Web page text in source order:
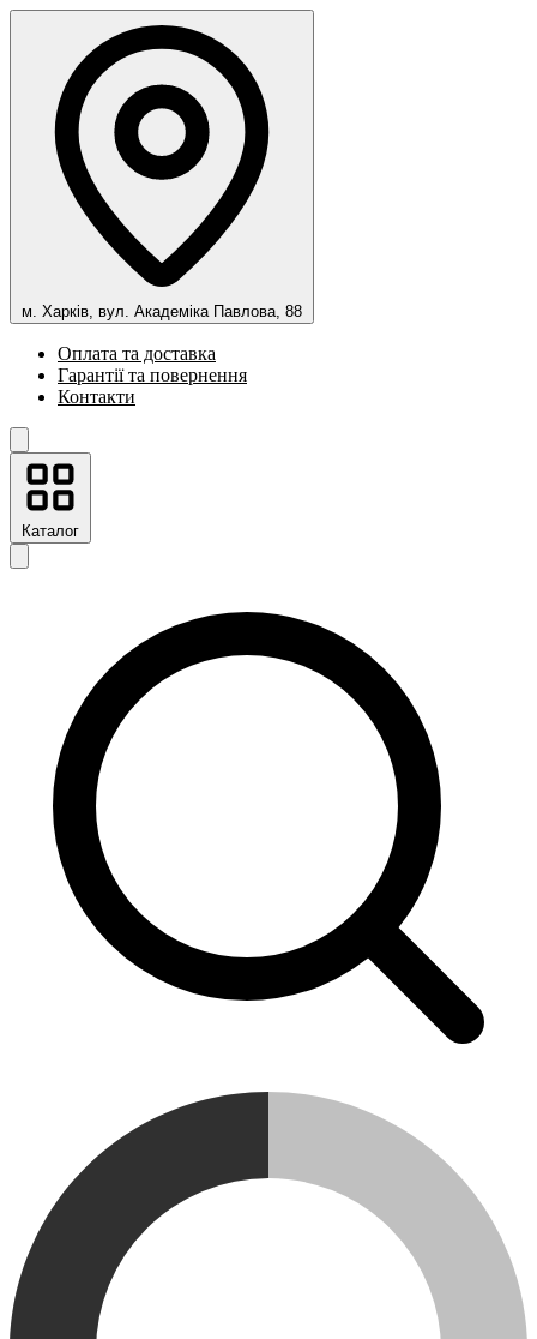
м. Харків, вул. Академіка Павлова, 88
Оплата та доставка
Гарантії та повернення
Контакти
Каталог